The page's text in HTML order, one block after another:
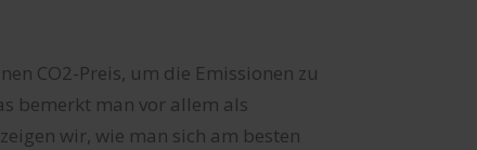
CO2-Preis, um die Emissionen zu
bemerkt man vor allem als
wir, wie man sich am besten